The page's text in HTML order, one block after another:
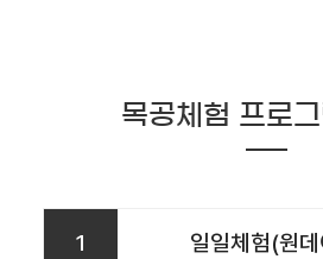
목공체험 프로
1 일일체험(원